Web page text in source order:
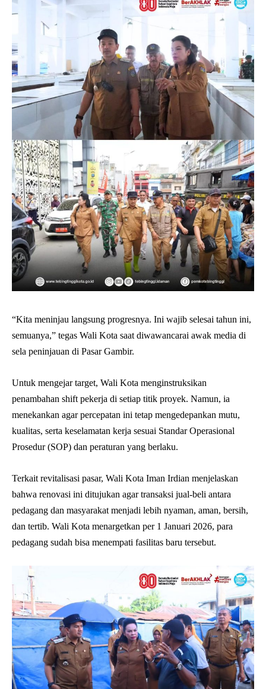
“Kita meninjau langsung progresnya. Ini wajib selesai tahun ini,
semuanya,” tegas Wali Kota saat diwawancarai awak media di
sela peninjauan di Pasar Gambir.
Untuk mengejar target, Wali Kota menginstruksikan
penambahan shift pekerja di setiap titik proyek. Namun, ia
menekankan agar percepatan ini tetap mengedepankan mutu,
kualitas, serta keselamatan kerja sesuai Standar Operasional
Prosedur (SOP) dan peraturan yang berlaku.
Terkait revitalisasi pasar, Wali Kota Iman Irdian menjelaskan
bahwa renovasi ini ditujukan agar transaksi jual-beli antara
pedagang dan masyarakat menjadi lebih nyaman, aman, bersih,
dan tertib. Wali Kota menargetkan per 1 Januari 2026, para
pedagang sudah bisa menempati fasilitas baru tersebut.